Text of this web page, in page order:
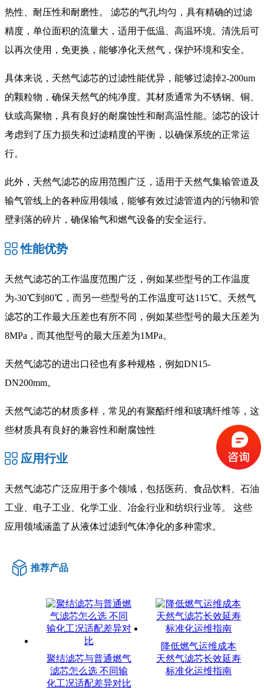
热性、耐压性和耐磨性。‌ 滤芯的气孔均匀，具有精确的过滤
精度，单位面积的流量大，适用于低温、高温环境。清洗后可
以再次使用，免更换，能够净化天然气，保护环境和安全‌。
具体来说，天然气滤芯的过滤性能优异，能够过滤掉2-200um
的颗粒物，确保天然气的纯净度。其材质通常为不锈钢、铜、
钛或高聚物，具有良好的耐腐蚀性和耐高温性能。滤芯的设计
考虑到了压力损失和过滤精度的平衡，以确保系统的正常运
行‌。
此外，天然气滤芯的应用范围广泛，适用于天然气集输管道及
输气管线上的各种应用领域，能够有效过滤管道内的污物和管
壁剥落的碎片，确保输气和燃气设备的安全运行。
性能优势
天然气滤芯的工作温度范围广泛，例如某些型号的工作温度
为-30℃到80℃，而另一些型号的工作温度可达115℃‌。天然气
滤芯的工作最大压差也有所不同，例如某些型号的最大压差为
8MPa，而其他型号的最大压差为1MPa‌。
天然气滤芯的进出口径也有多种规格，例如DN15-
DN200mm‌。
天然气滤芯的材质多样，常见的有聚酯纤维和玻璃纤维等，这
些材质具有良好的兼容性和耐腐蚀性
应用行业
‌天然气滤芯广泛应用于多个领域，包括医药、食品饮料、石油
工业、电子工业、化学工业、冶金行业和纺织行业等。‌ 这些
应用领域涵盖了从液体过滤到气体净化的多种需求‌。
推荐产品
聚结滤芯与普通燃气
滤芯怎么选 不同输
化工况适配差异对比
降低燃气运维成本
天然气滤芯长效延寿
标准化运维指南